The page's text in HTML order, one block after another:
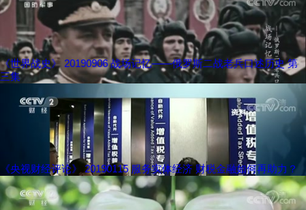
《世界战史》 20190906 战场记忆——俄罗斯二战老兵口述历史 第
三集
《央视财经评论》 20190115 服务实体经济 财税金融如何再助力？